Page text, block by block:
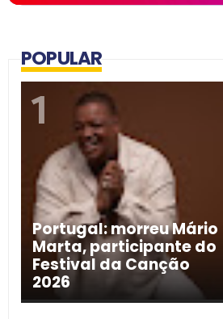
POPULAR
Portugal: morreu Mário
Marta, participante do
Festival da Canção
2026